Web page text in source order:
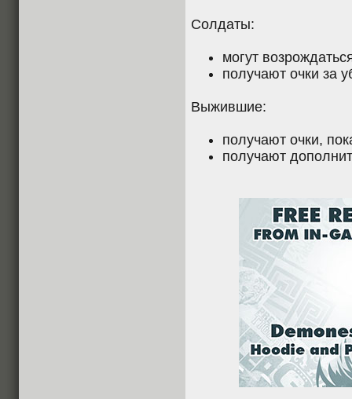
Солдаты:
могут
получают очки за
Выжившие:
получают очки,
получают